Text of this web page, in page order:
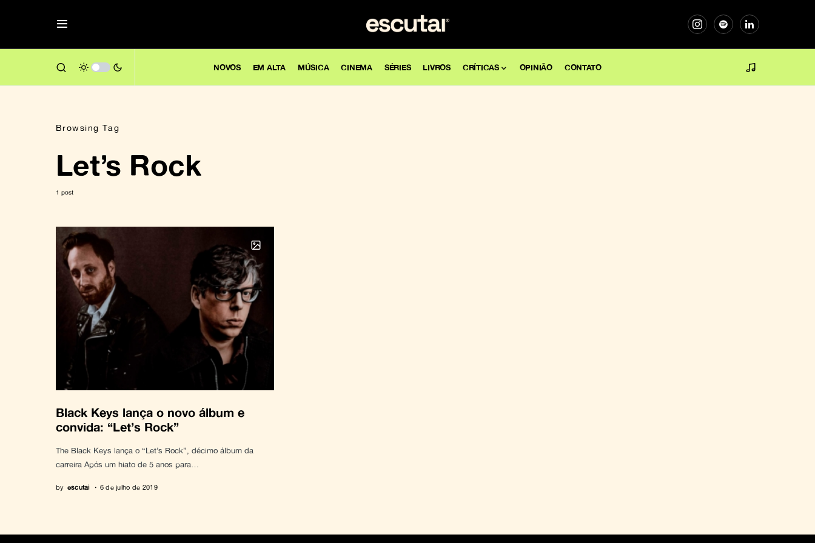
NOVOS EM ALTA MÚSICA CINEMA SÉRIES LIVROS CRÍTICAS OPINIÃO CONTATO
Browsing Tag
Let’s Rock
1 post
Black Keys lança o novo álbum e
convida: “Let’s Rock”
The Black Keys lança o “Let’s Rock”, décimo álbum da
carreira Após um hiato de 5 anos para…
by escutai 6 de julho de 2019